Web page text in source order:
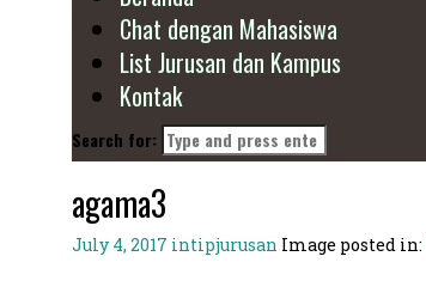
Chat dengan Mahasiswa
List Jurusan dan Kampus
Kontak
Search for:
agama3
July 4, 2017 intipjurusan Image posted in: